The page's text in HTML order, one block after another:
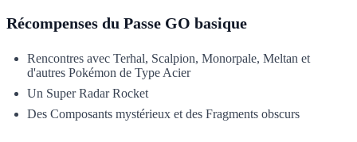
Récompenses du Passe GO basique
Rencontres avec Terhal, Scalpion, Monorpale, Meltan et
d'autres Pokémon de Type Acier
Un Super Radar Rocket
Des Composants mystérieux et des Fragments obscurs